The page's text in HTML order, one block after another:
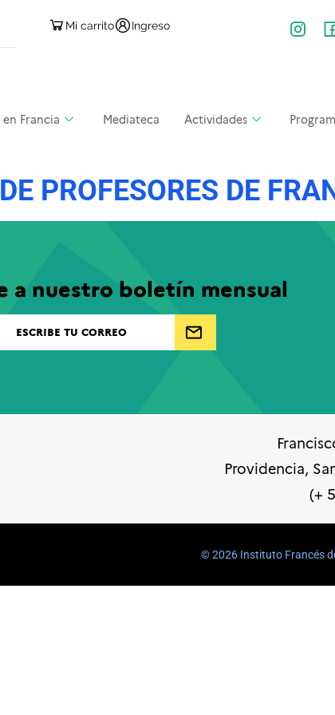
Mi carrito Ingreso
Francia Mediateca Actividades
PROFESORES DE
a nuestro boletín mensual
Providencia,
(+
©️ 2026 Instituto Francés